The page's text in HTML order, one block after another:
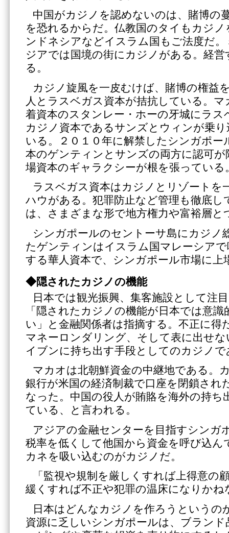
中国がカジノを認めないのは、賭博の
を恐れるからだ。仏教国のタイもカジ
ンドネシアなどイスラム国もご法度だ
ジアでは国境の街にカジノがある。経
る。
カジノ旋風を一皮むけば、賭博の権益
人とラスベガス資本が拮抗している。マ
着資本のスタンレー・ホーの牙城にラス
カジノ資本であるサンズとウィンが乗
いる。２０１０年に解禁したシンガポー
本のゲンティンとサンズの両方に認可
場資本のギャラクシーが根を張っている
ラスベガス資本はカジノとリゾートを
ハウがある。犯罪防止など管理も徹底し
は、さまざまな形で地方権力や富裕層と
シンガポールのセントーサ島にカジノ
たゲンティンはイスラム国マレーシア
する華人資本で、シンガポール市場に上
◆隠されたカジノの機能
日本では観光振興、集客施設として注
「隠されたカジノの機能が日本では意
い」と金融関係者は指摘する。不正に得
マネーロンダリング、そして表に出せ
イブンに持ち出す手段としてのカジノで
マカオは北朝鮮資金の中継地である。
銀行が米国の経済制裁で口座を閉鎖され
なった。中国の役人が賄賂を海外の持ち
ている、と言われる。
アジアの金融センターを目指すシンガ
税率を低くして他国から資金を呼び込
カネを吸い込むのがカジノだ。
「監視や規制を厳しくすれば上得意の
緩くすれば不正や犯罪の温床になりかね
日本はどんなカジノを作ろうというの
資源に乏しいシンガポールは、ブランド